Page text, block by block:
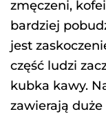
zmęczeni,
bardziej
jest
część ludzi
kubka kawy.
zawierają